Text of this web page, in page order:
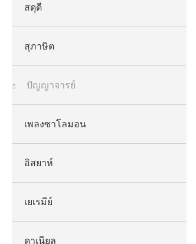
สดุดี
สุภาษิต
ปัญญาจารย์
เพลงซาโลมอน
อิสยาห์
เยเรมีย์
ดาเนียล